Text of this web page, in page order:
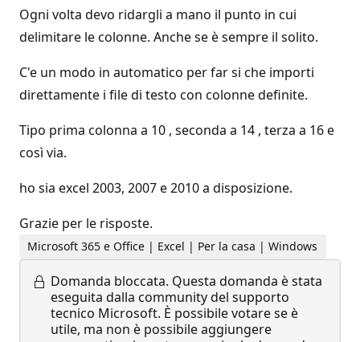
Ogni volta devo ridargli a mano il punto in cui
delimitare le colonne. Anche se è sempre il solito.
C'e un modo in automatico per far si che importi
direttamente i file di testo con colonne definite.
Tipo prima colonna a 10 , seconda a 14 , terza a 16 e
così via.
ho sia excel 2003, 2007 e 2010 a disposizione.
Grazie per le risposte.
Microsoft 365 e Office | Excel | Per la casa | Windows
Domanda bloccata. Questa domanda è stata
eseguita dalla community del supporto
tecnico Microsoft. È possibile votare se è
utile, ma non è possibile aggiungere